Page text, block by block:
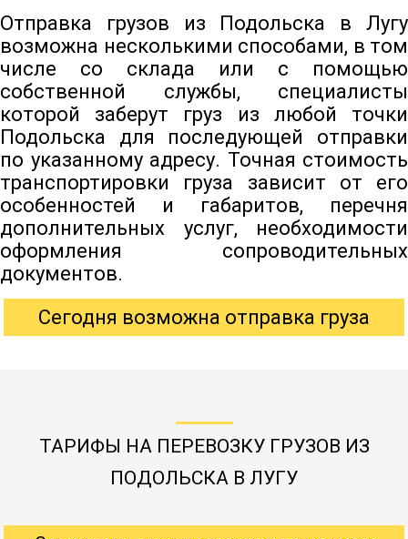
Отправка грузов из Подольска в Лугу
возможна несколькими способами, в том
числе со склада или с помощью
собственной службы, специалисты
которой заберут груз из любой точки
Подольска для последующей отправки
по указанному адресу. Точная стоимость
транспортировки груза зависит от его
особенностей и габаритов, перечня
дополнительных услуг, необходимости
оформления сопроводительных
документов.
Сегодня возможна отправка груза
ТАРИФЫ НА ПЕРЕВОЗКУ ГРУЗОВ ИЗ
ПОДОЛЬСКА В ЛУГУ